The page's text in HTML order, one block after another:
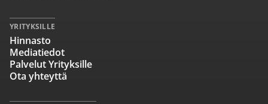
YRITYKSILLE
Hinnasto
Mediatiedot
Palvelut Yrityksille
Ota yhteyttä